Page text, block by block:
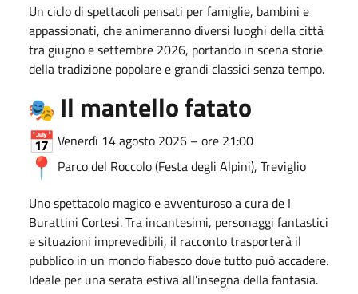
Un ciclo di spettacoli pensati per famiglie, bambini e
appassionati, che animeranno diversi luoghi della città
tra giugno e settembre 2026, portando in scena storie
della tradizione popolare e grandi classici senza tempo.
Il mantello fatato
Venerdì 14 agosto 2026 – ore 21:00
Parco del Roccolo (Festa degli Alpini), Treviglio
Uno spettacolo magico e avventuroso a cura de I
Burattini Cortesi. Tra incantesimi, personaggi fantastici
e situazioni imprevedibili, il racconto trasporterà il
pubblico in un mondo fiabesco dove tutto può accadere.
Ideale per una serata estiva all’insegna della fantasia.